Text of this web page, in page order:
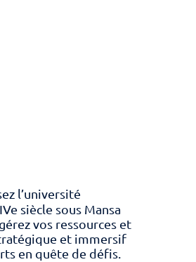
l’université
siècle sous Mansa
vos ressources et
et immersif
en quête de défis.